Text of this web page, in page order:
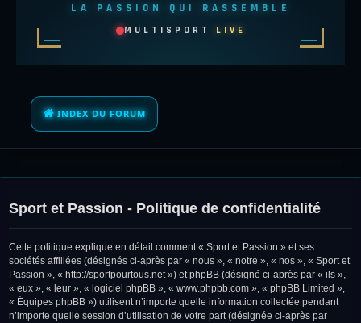
LA PASSION QUI RASSEMBLE
MULTISPORT LIVE
INDEX DU FORUM
Sport et Passion - Politique de confidentialité
Cette politique explique en détail comment « Sport et Passion » et ses
sociétés affiliées (désignés ci-après par « nous », « notre », « nos », « Sport et
Passion », « http://sportpourtous.net ») et phpBB (désigné ci-après par « ils »,
« eux », « leur », « logiciel phpBB », « www.phpbb.com », « phpBB Limited »,
« Équipes phpBB ») utilisent n’importe quelle information collectée pendant
n’importe quelle session d’utilisation de votre part (désignée ci-après par